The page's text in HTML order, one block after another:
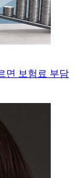
면 보험료 부담